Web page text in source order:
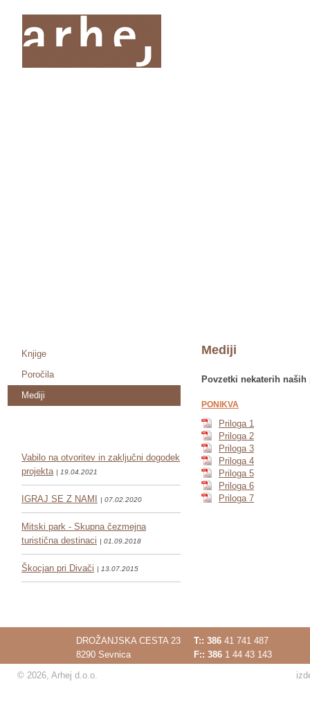
Knjige
Poročila
Mediji
Vabilo na otvoritev in zaključni dogodek
projekta | 19.04.2021
IGRAJ SE Z NAMI | 07.02.2020
Mitski park - Skupna čezmejna
turistična destinaci | 01.09.2018
Škocjan pri Divači | 13.07.2015
Mediji
Povzetki nekaterih
PONIKVA
Priloga 1
Priloga 2
Priloga 3
Priloga 4
Priloga 5
Priloga 6
Priloga 7
DROŽANJSKA CESTA 23
8290 Sevnica
T:: 386 41 741 487
F:: 386 1 44 43 143
© 2026, Arhej d.o.o.